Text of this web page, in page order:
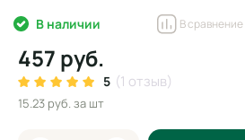
В наличии
457 руб.
В сравнение
5 (1 отзыв)
15.23 руб.за шт